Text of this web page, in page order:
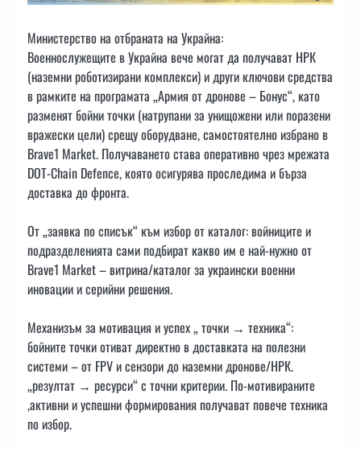
Министерство на отбраната на Украйна:
Военнослужещите в Украйна вече могат да получават НРК
(наземни роботизирани комплекси) и други ключови средства
в рамките на програмата „Армия от дронове – Бонус“, като
разменят бойни точки (натрупани за унищожени или поразени
вражески цели) срещу оборудване, самостоятелно избрано в
Brave1 Market. Получаването става оперативно чрез мрежата
DOT-Chain Defence, която осигурява проследима и бърза
доставка до фронта.
От „заявка по списък“ към избор от каталог: войниците и
подразделенията сами подбират какво им е най-нужно от
Brave1 Market – витрина/каталог за украински военни
иновации и серийни решения.
Механизъм за мотивация и успех „ точки → техника“:
бойните точки отиват директно в доставката на полезни
системи – от FPV и сензори до наземни дронове/НРК.
„резултат → ресурси“ с точни критерии. По-мотивираните
,активни и успешни формирования получават повече техника
по избор.